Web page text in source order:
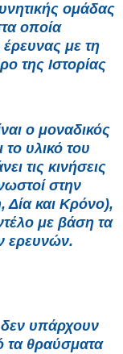
ομάδας
οποία
έρευνας με τη
της Ιστορίας
ο μοναδικός
το υλικό του
τις κινήσεις
στην
Δία και Κρόνο),
με βάση τα
ερευνών.
δεν υπάρχουν
τα θραύσματα